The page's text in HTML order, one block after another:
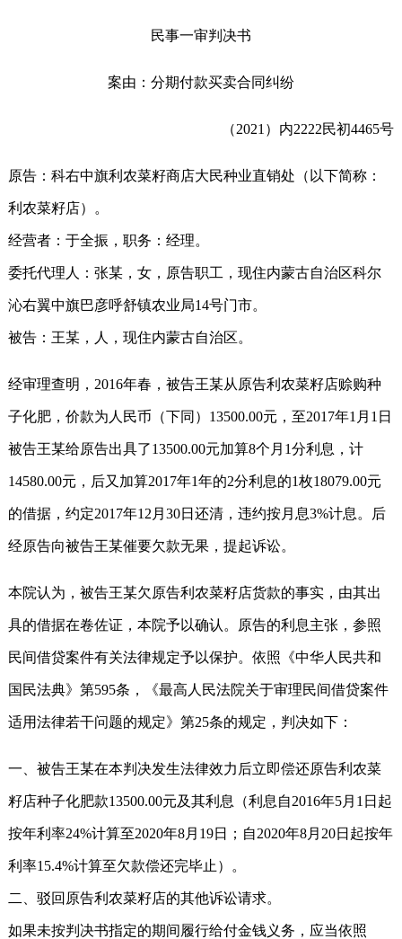
民事一审判决书
案由：分期付款买卖合同纠纷
（2021）内2222民初4465号
原告：科右中旗利农菜籽商店大民种业直销处（以下简称：
利农菜籽店）。
经营者：于全振，职务：经理。
委托代理人：张某，女，原告职工，现住内蒙古自治区科尔
沁右翼中旗巴彦呼舒镇农业局14号门市。
被告：王某，人，现住内蒙古自治区。
经审理查明，2016年春，被告王某从原告利农菜籽店赊购种
子化肥，价款为人民币（下同）13500.00元，至2017年1月1日
被告王某给原告出具了13500.00元加算8个月1分利息，计
14580.00元，后又加算2017年1年的2分利息的1枚18079.00元
的借据，约定2017年12月30日还清，违约按月息3%计息。后
经原告向被告王某催要欠款无果，提起诉讼。
本院认为，被告王某欠原告利农菜籽店货款的事实，由其出
具的借据在卷佐证，本院予以确认。原告的利息主张，参照
民间借贷案件有关法律规定予以保护。依照《中华人民共和
国民法典》第595条，《最高人民法院关于审理民间借贷案件
适用法律若干问题的规定》第25条的规定，判决如下：
一、被告王某在本判决发生法律效力后立即偿还原告利农菜
籽店种子化肥款13500.00元及其利息（利息自2016年5月1日起
按年利率24%计算至2020年8月19日；自2020年8月20日起按年
利率15.4%计算至欠款偿还完毕止）。
二、驳回原告利农菜籽店的其他诉讼请求。
如果未按判决书指定的期间履行给付金钱义务，应当依照